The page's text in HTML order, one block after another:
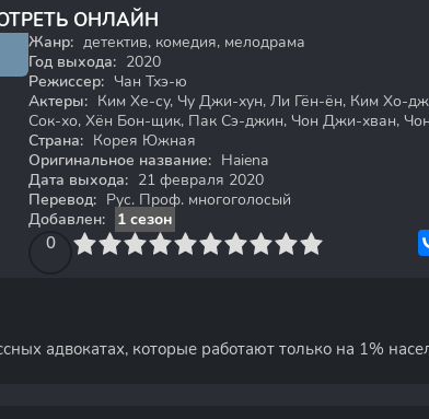
ОНЛАЙН
Жанр: детектив, комедия, мелодрама
Год выхода: 2020
Режиссер: Чан Тхэ-ю
Актеры: Ким Хе-су, Чу Джи-хун, Ли Гён-ён, Ким Хо-
Сок-хо, Хён Бон-щик, Пак Сэ-джин, Чон Джи-хван,
Страна: Корея Южная
Оригинальное название: Haiena
Дата выхода: 21 февраля 2020
Перевод: Рус. Проф. многоголосый
Добавлен:
1 сезон
0
4 6 7 8 9 10
адвокатах, которые работают только на 1%